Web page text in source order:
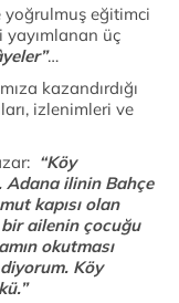
yoğrulmuş eğitimci
yayımlanan üç
…
kazandırdığı
izlenimleri ve
“Köy
Adana ilinin Bahçe
kapısı olan
ailenin çocuğu
okutması
Köy